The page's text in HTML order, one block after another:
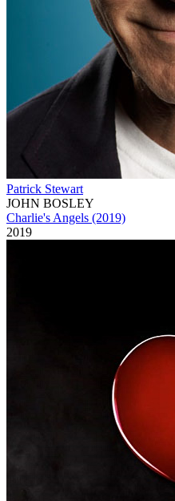
Patrick Stewart
JOHN BOSLEY
Charlie's Angels (2019)
2019